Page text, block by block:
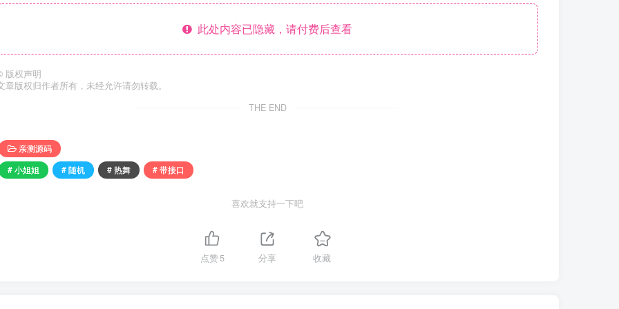
此处内容已隐藏，请付费后查看
版权声明
章版权归作者所有，未经允许请勿转载。
THE END
亲测源码
# 小姐姐
# 随机 # 热舞 # 带接口
喜欢就支持一下吧
点赞5 分享 收藏